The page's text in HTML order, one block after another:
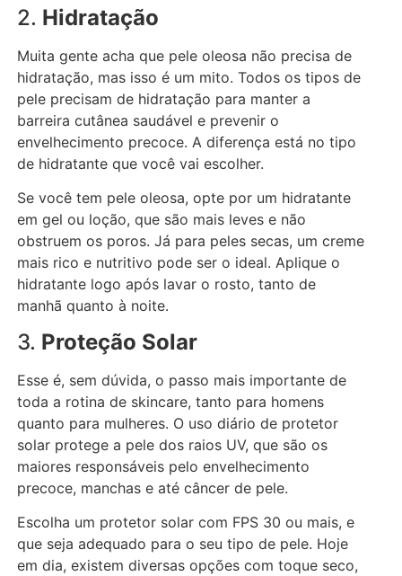
2. Hidratação
Muita gente acha que pele oleosa não precisa de
hidratação, mas isso é um mito. Todos os tipos de
pele precisam de hidratação para manter a
barreira cutânea saudável e prevenir o
envelhecimento precoce. A diferença está no tipo
de hidratante que você vai escolher.
Se você tem pele oleosa, opte por um hidratante
em gel ou loção, que são mais leves e não
obstruem os poros. Já para peles secas, um creme
mais rico e nutritivo pode ser o ideal. Aplique o
hidratante logo após lavar o rosto, tanto de
manhã quanto à noite.
3. Proteção Solar
Esse é, sem dúvida, o passo mais importante de
toda a rotina de skincare, tanto para homens
quanto para mulheres. O uso diário de protetor
solar protege a pele dos raios UV, que são os
maiores responsáveis pelo envelhecimento
precoce, manchas e até câncer de pele.
Escolha um protetor solar com FPS 30 ou mais, e
que seja adequado para o seu tipo de pele. Hoje
em dia, existem diversas opções com toque seco,